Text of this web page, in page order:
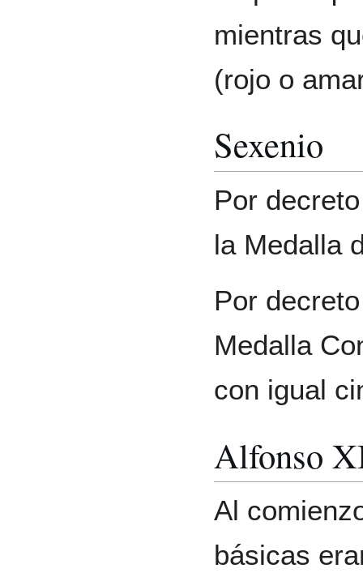
mientras
(rojo o
Sexenio
Por
la Medalla
Por
Medalla
con igual
Alfonso
Al
básicas